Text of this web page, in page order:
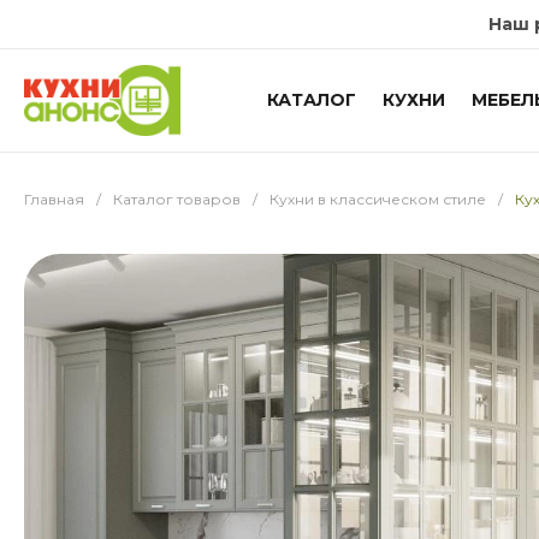
Наш
КАТАЛОГ КУХНИ
Главная / Каталог товаров / Кухни в классическом стиле /